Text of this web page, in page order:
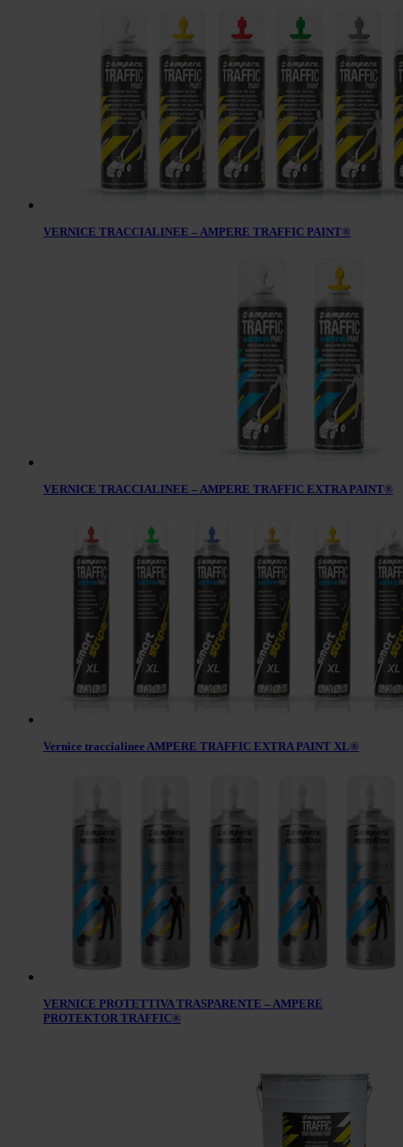
VERNICE TRACCIALINEE – AMPERE TRAFFIC PAINT®
VERNICE TRACCIALINEE – AMPERE TRAFFIC EXTRA PAINT®
Vernice traccialinee AMPERE TRAFFIC EXTRA PAINT XL®
VERNICE PROTETTIVA TRASPARENTE – AMPERE
PROTEKTOR TRAFFIC®